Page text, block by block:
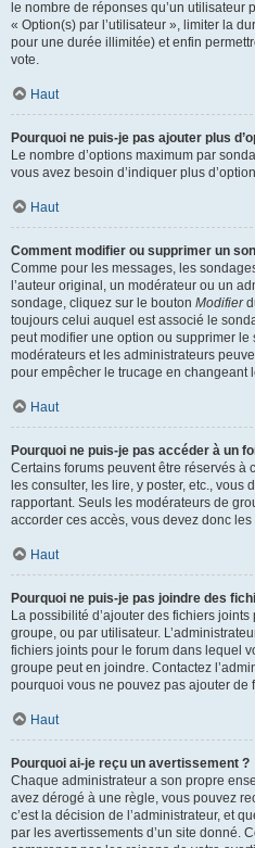
le nombre de réponses qu’un utilisateur
« Option(s) par l’utilisateur », limiter la
pour une durée illimitée) et enfin
vote.
Haut
Pourquoi ne puis-je pas ajouter plus
Le nombre d’options maximum par
vous avez besoin d’indiquer plus
Haut
Comment modifier ou supprimer un
Comme pour les messages, les
l’auteur original, un modérateur ou un
sondage, cliquez sur le bouton Modifier
toujours celui auquel est associé le
peut modifier une option ou supprimer le
modérateurs et les administrateurs
pour empêcher le trucage en changeant
Haut
Pourquoi ne puis-je pas accéder à un
Certains forums peuvent être réservés à
les consulter, les lire, y poster, etc., vous
rapportant. Seuls les modérateurs de
accorder ces accès, vous devez donc les
Haut
Pourquoi ne puis-je pas joindre des
La possibilité d’ajouter des fichiers
groupe, ou par utilisateur.
fichiers joints pour le forum dans lequel
groupe peut en joindre. Contactez
pourquoi vous ne pouvez pas ajouter de
Haut
Pourquoi ai-je reçu un avertissement ?
Chaque administrateur a son propre
avez dérogé à une règle, vous pouvez
c’est la décision de l’administrateur, et
par les avertissements d’un site donné.